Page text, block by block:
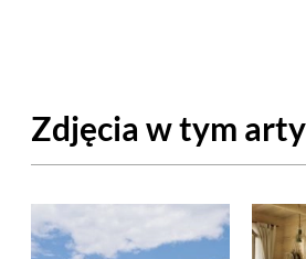
Zdjęcia w tym
APTECZKA